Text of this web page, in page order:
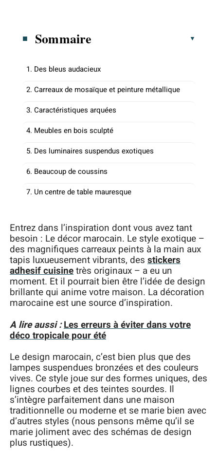
Sommaire
1. Des bleus audacieux
2. Carreaux de mosaïque et peinture métallique
3. Caractéristiques arquées
4. Meubles en bois sculpté
5. Des luminaires suspendus exotiques
6. Beaucoup de coussins
7. Un centre de table mauresque
Entrez dans l’inspiration dont vous avez tant
besoin : Le décor marocain. Le style exotique –
des magnifiques carreaux peints à la main aux
tapis luxueusement vibrants, des stickers
adhesif cuisinetrès originaux – a eu un
moment. Et il pourrait bien être l’idée de design
brillante qui anime votre maison. La décoration
marocaine est une source d’inspiration.
A lire aussi : Les erreurs à éviter dans votre
déco tropicale pour été
Le design marocain, c’est bien plus que des
lampes suspendues bronzées et des couleurs
vives. Ce style joue sur des formes uniques, des
lignes courbes et des teintes sourdes. Il
s’intègre parfaitement dans une maison
traditionnelle ou moderne et se marie bien avec
d’autres styles (nous pensons même qu’il se
marie joliment avec des schémas de design
plus rustiques).